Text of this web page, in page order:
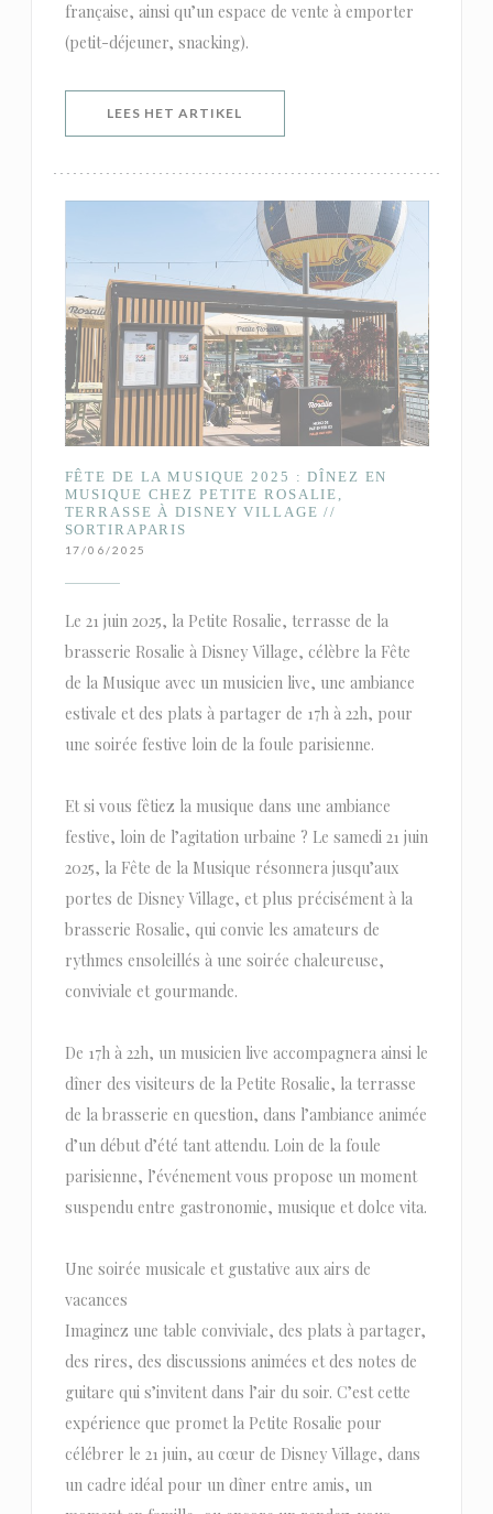
française, ainsi qu’un espace de vente à emporter
(petit-déjeuner, snacking).
LEES HET ARTIKEL
FÊTE DE LA MUSIQUE 2025 : DÎNEZ EN
MUSIQUE CHEZ PETITE ROSALIE,
TERRASSE À DISNEY VILLAGE //
SORTIRAPARIS
17/06/2025
Le 21 juin 2025, la Petite Rosalie, terrasse de la
brasserie Rosalie à Disney Village, célèbre la Fête
de la Musique avec un musicien live, une ambiance
estivale et des plats à partager de 17h à 22h, pour
une soirée festive loin de la foule parisienne.
Et si vous fêtiez la musique dans une ambiance
festive, loin de l’agitation urbaine ? Le samedi 21 juin
2025, la Fête de la Musique résonnera jusqu’aux
portes de Disney Village, et plus précisément à la
brasserie Rosalie, qui convie les amateurs de
rythmes ensoleillés à une soirée chaleureuse,
conviviale et gourmande.
De 17h à 22h, un musicien live accompagnera ainsi le
dîner des visiteurs de la Petite Rosalie, la terrasse
de la brasserie en question, dans l’ambiance animée
d’un début d’été tant attendu. Loin de la foule
parisienne, l’événement vous propose un moment
suspendu entre gastronomie, musique et dolce vita.
Une soirée musicale et gustative aux airs de
vacances
Imaginez une table conviviale, des plats à partager,
des rires, des discussions animées et des notes de
guitare qui s’invitent dans l’air du soir. C’est cette
expérience que promet la Petite Rosalie pour
célébrer le 21 juin, au cœur de Disney Village, dans
un cadre idéal pour un dîner entre amis, un